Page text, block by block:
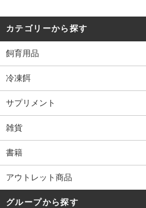
カテゴリーから探す
飼育用品
冷凍餌
サプリメント
雑貨
書籍
アウトレット商品
グループから探す